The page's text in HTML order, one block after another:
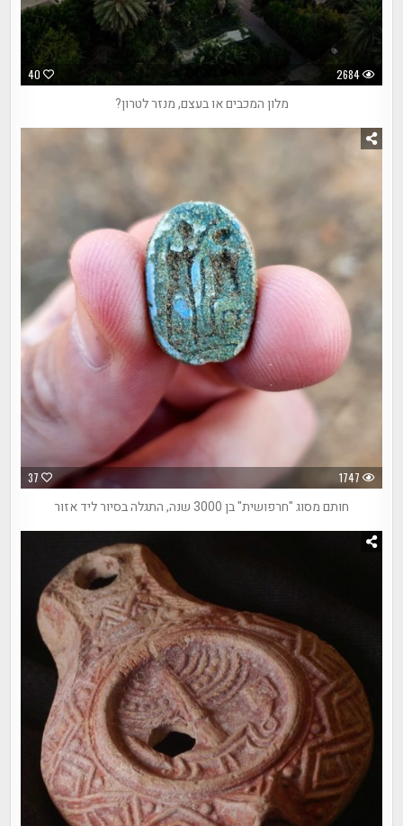
40 2684
מלון המכבים או בעצם, מנזר לטרון?
37 1747
חותם מסוג "חרפושית" בן 3000 שנה, התגלה בסיור ליד אזור